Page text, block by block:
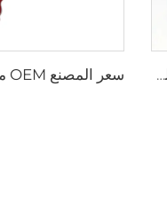
علامة تايهاو D1354 مصنع لواحق الفرامل الخلفية السيراميك للسيارات التصنيع